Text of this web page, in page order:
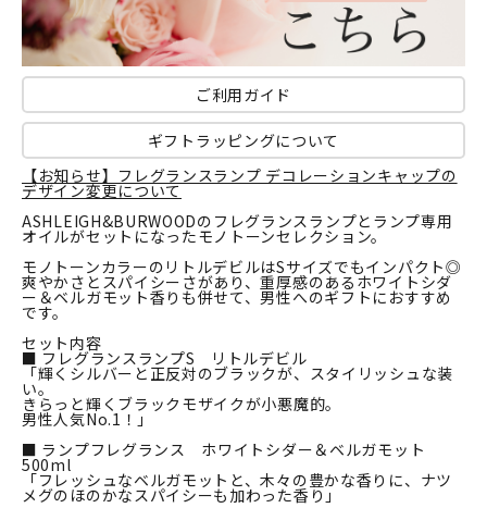
ご利用ガイド
ギフトラッピングについて
【お知らせ】フレグランスランプ デコレーションキャップの
デザイン変更について
ASHLEIGH&BURWOODのフレグランスランプとランプ専用
オイルがセットになったモノトーンセレクション。
モノトーンカラーのリトルデビルはSサイズでもインパクト◎
爽やかさとスパイシーさがあり、重厚感のあるホワイトシダ
ー＆ベルガモット香りも併せて、男性へのギフトにおすすめ
です。
セット内容
■ フレグランスランプS リトルデビル
「輝くシルバーと正反対のブラックが、スタイリッシュな装
い。
きらっと輝くブラックモザイクが小悪魔的。
男性人気No.1！」
■ ランプフレグランス ホワイトシダー＆ベルガモット
500ml
「フレッシュなベルガモットと、木々の豊かな香りに、ナツ
メグのほのかなスパイシーも加わった香り」